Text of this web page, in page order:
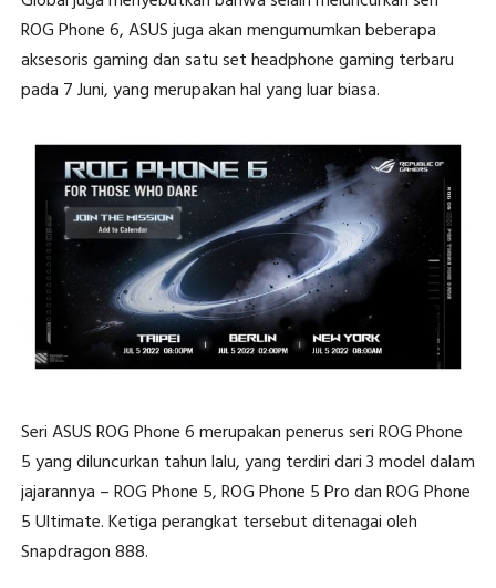
ROG Phone 6, ASUS juga akan mengumumkan beberapa
aksesoris gaming dan satu set headphone gaming terbaru
pada 7 Juni, yang merupakan hal yang luar biasa.
Seri ASUS ROG Phone 6 merupakan penerus seri ROG Phone
5 yang diluncurkan tahun lalu, yang terdiri dari 3 model dalam
jajarannya – ROG Phone 5, ROG Phone 5 Pro dan ROG Phone
5 Ultimate. Ketiga perangkat tersebut ditenagai oleh
Snapdragon 888.